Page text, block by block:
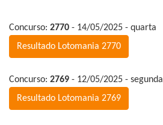
Concurso: 2770 - 14/05/2025 - quarta
Resultado Lotomania 2770
Concurso: 2769 - 12/05/2025 - segunda
Resultado Lotomania 2769